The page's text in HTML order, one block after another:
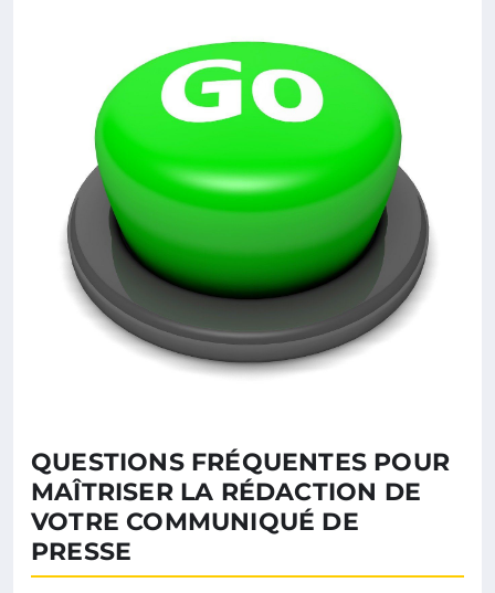
QUESTIONS FRÉQUENTES POUR
MAÎTRISER LA RÉDACTION DE
VOTRE COMMUNIQUÉ DE
PRESSE